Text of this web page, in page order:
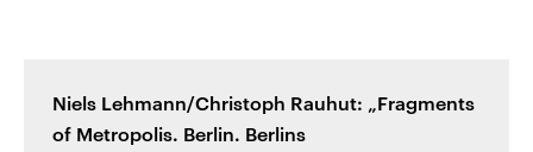
Niels Lehmann/Christoph Rauhut: „Fragments
of Metropolis. Berlin. Berlins